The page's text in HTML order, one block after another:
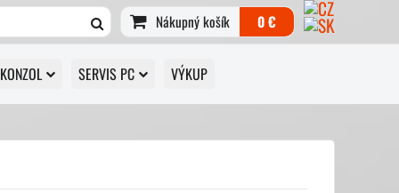
Nákupný košík 0 €
SERVIS PC VÝKUP